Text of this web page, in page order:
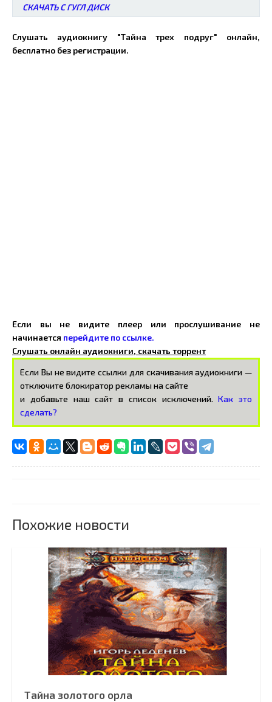
СКАЧАТЬ С ГУГЛ ДИСК
Слушать аудиокнигу "Тайна трех подруг" онлайн,
бесплатно без регистрации.
Если вы не видите плеер или прослушивание не
начинается перейдите по ссылке.
Слушать онлайн аудиокниги, скачать торрент
Если Вы не видите ссылки для скачивания аудиокниги —
отключите блокиратор рекламы на сайте
и добавьте наш сайт в список исключений.Как это
сделать?
Похожие новости
Тайна золотого орла